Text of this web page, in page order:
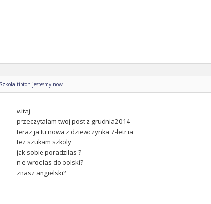
tipton jestesmy nowi
witaj
przeczytalam twoj post z grudnia2014
teraz ja tu nowa z dziewczynka 7-letnia
tez szukam szkoly
jak sobie poradzilas ?
nie wrocilas do polski?
znasz angielski?